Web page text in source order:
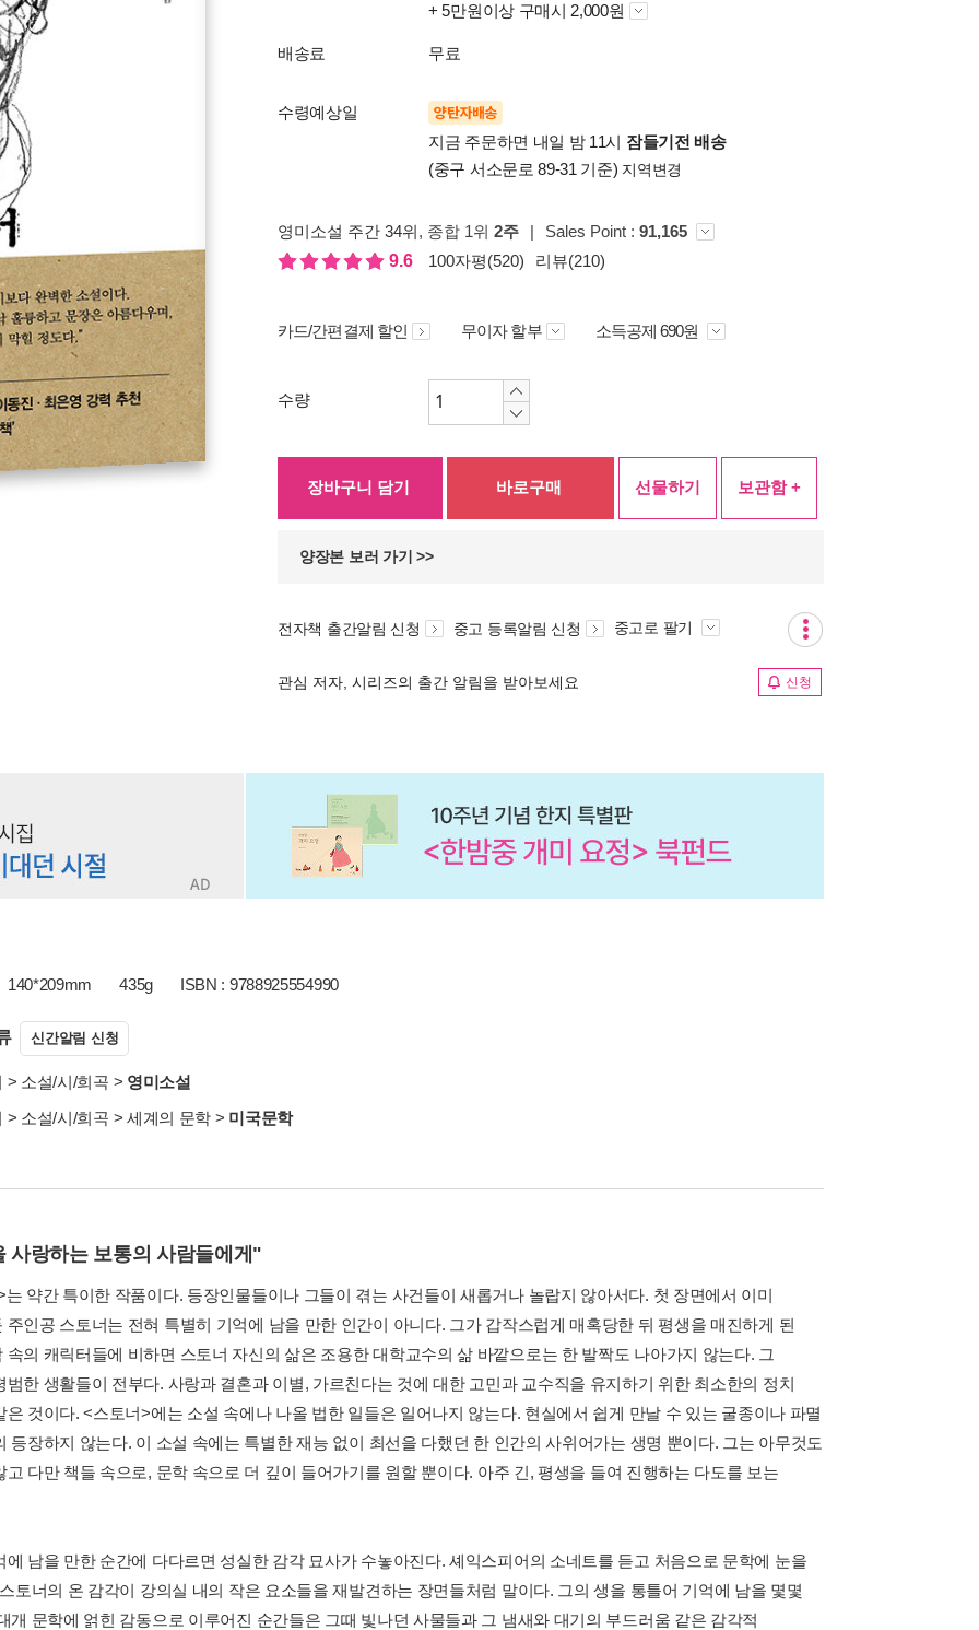
+ 5만원이상 구매시 2,000원
배송료 무료
수령예상일 양탄자배송
지금 주문하면 내일 밤 11시 잠들기전 배송
(중구 서소문로 89-31 기준) 지역변경
영미소설 주간 34위, 종합 1위 2주 | Sales Point : 91,165
9.6
100자평(520) 리뷰(210)
카드/간편결제 할인 무이자 할부 소득공제 690원
수량
장바구니 담기 바로구매 선물하기 보관함 +
양장본 보러 가기 >>
전자책 출간알림 신청 중고 등록알림 신청 중고로 팔기
관심 저자, 시리즈의 출간 알림을 받아보세요 신청
140*209mm 435g ISBN : 9788925554990
신간알림 신청
> 소설/시/희곡 > 영미소설
> 소설/시/희곡 > 세계의 문학 > 미국문학
사랑하는 보통의 사람들에게"
는 약간 특이한 작품이다. 등장인물들이나 그들이 겪는 사건들이 새롭거나 놀랍지 않아서다. 첫 장면에서 이미
주인공 스토너는 전혀 특별히 기억에 남을 만한 인간이 아니다. 그가 갑작스럽게 매혹당한 뒤 평생을 매진하게 된
속의 캐릭터들에 비하면 스토너 자신의 삶은 조용한 대학교수의 삶 바깥으로는 한 발짝도 나아가지 않는다. 그
범한 생활들이 전부다. 사랑과 결혼과 이별, 가르친다는 것에 대한 고민과 교수직을 유지하기 위한 최소한의 정치
은 것이다. <스토너>에는 소설 속에나 나올 법한 일들은 일어나지 않는다. 현실에서 쉽게 만날 수 있는 굴종이나 파멸
등장하지 않는다. 이 소설 속에는 특별한 재능 없이 최선을 다했던 한 인간의 사위어가는 생명 뿐이다. 그는 아무것도
고 다만 책들 속으로, 문학 속으로 더 깊이 들어가기를 원할 뿐이다. 아주 긴, 평생을 들여 진행하는 다도를 보는
에 남을 만한 순간에 다다르면 성실한 감각 묘사가 수놓아진다. 셰익스피어의 소네트를 듣고 처음으로 문학에 눈을
토너의 온 감각이 강의실 내의 작은 요소들을 재발견하는 장면들처럼 말이다. 그의 생을 통틀어 기억에 남을 몇몇
개 문학에 얽힌 감동으로 이루어진 순간들은 그때 빛나던 사물들과 그 냄새와 대기의 부드러움 같은 감각적